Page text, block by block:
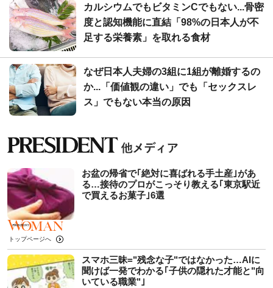
カルシウムでもビタミンCでもない...骨密
度と認知機能に直結「98%の日本人が不
足する栄養素」を取れる食材
なぜ日本人夫婦の3組に1組が離婚するの
か...「価値観の違い」でも「セックスレ
ス」でもない本当の原因
お盆の帰省で｢絶対に喜ばれる手土産｣があ
る…接待のプロがこっそり教える｢東京駅近
で買えるお菓子｣6選
トップページへ
スマホ三昧="残念な子"ではなかった…AIに
聞けば一発でわかる｢子供の隠れた才能と"向
いている職業"｣